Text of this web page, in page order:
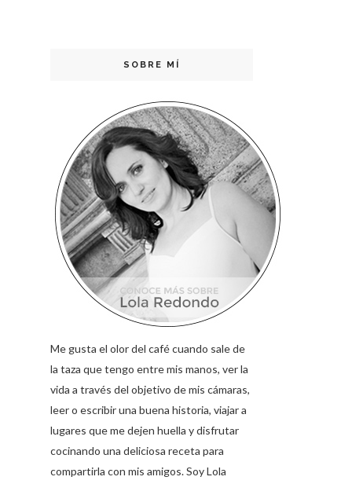
SOBRE MÍ
Me gusta el olor del café cuando sale de
la taza que tengo entre mis manos, ver la
vida a través del objetivo de mis cámaras,
leer o escribir una buena historia, viajar a
lugares que me dejen huella y disfrutar
cocinando una deliciosa receta para
compartirla con mis amigos. Soy Lola